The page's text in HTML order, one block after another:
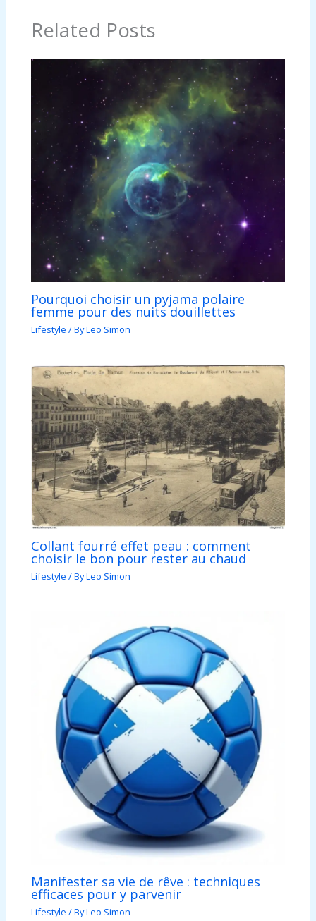
Related Posts
Pourquoi choisir un pyjama polaire
femme pour des nuits douillettes
Lifestyle / ByLeo Simon
Collant fourré effet peau : comment
choisir le bon pour rester au chaud
Lifestyle / ByLeo Simon
Manifester sa vie de rêve : techniques
efficaces pour y parvenir
Lifestyle / ByLeo Simon